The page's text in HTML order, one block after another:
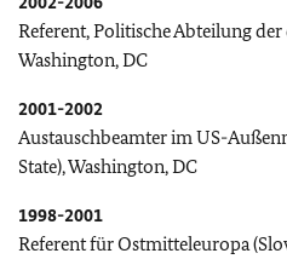
Referent, Politische Abteilung
Washington, DC
2001-2002
Austauschbeamter im US-
State), Washington, DC
1998-2001
Referent für Ostmitteleuropa